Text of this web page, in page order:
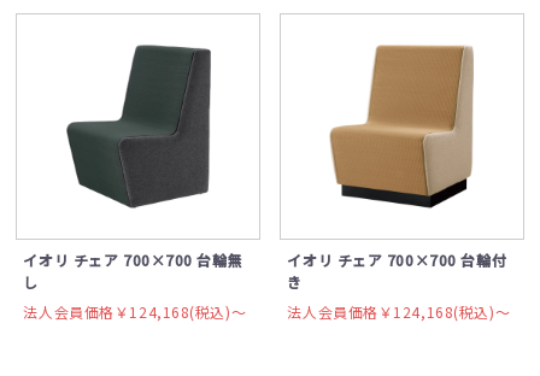
イオリ チェア 700×700 台輪無
し
法人会員価格￥124,168(税込)〜
イオリ チェア 700×700 台輪付
き
法人会員価格￥124,168(税込)〜